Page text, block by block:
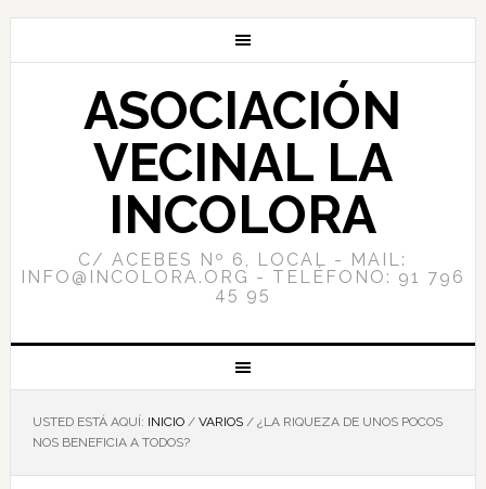
ASOCIACIÓN
VECINAL LA
INCOLORA
C/ ACEBES Nº 6, LOCAL - MAIL:
INFO@INCOLORA.ORG - TELÉFONO: 91 796
45 95
USTED ESTÁ AQUÍ: INICIO / VARIOS /¿LA RIQUEZA DE UNOS POCOS
NOS BENEFICIA A TODOS?